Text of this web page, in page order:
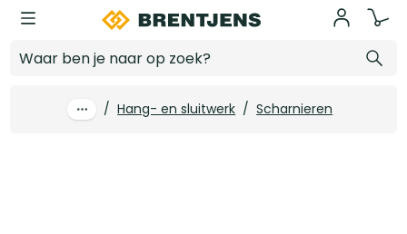
Ga naar hoofdinhoud
/ Hang- en sluitwerk / Scharnieren
Log in voor prijzen